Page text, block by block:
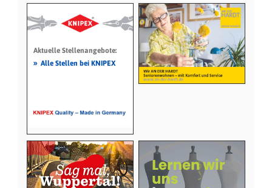
Aktuelle Stellenangebote:
» Alle Stellen bei KNIPEX